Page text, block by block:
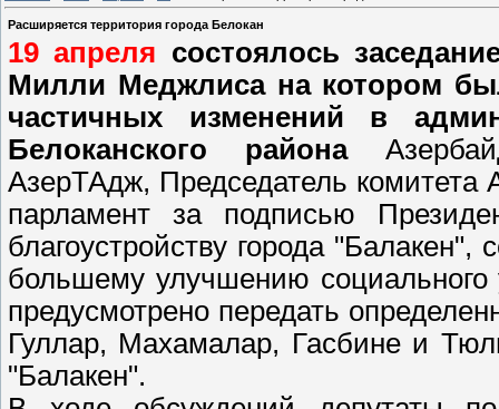
Расширяется территория города Белокан
19 апреля состоялось
Милли Меджлиса на котором
частичных изменений в
Белоканского района
АзерТАдж, Председатель
парламент за подписью
благоустройству города
большему улучшению социального
предусмотрено передать
Гуллар, Махамалар, Гасбине и
"Балакен".